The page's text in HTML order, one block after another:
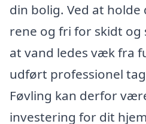
din bolig. Ved at
rene og fri for skidt og
at vand ledes væk fra
udført professionel
Føvling kan derfor
investering for dit